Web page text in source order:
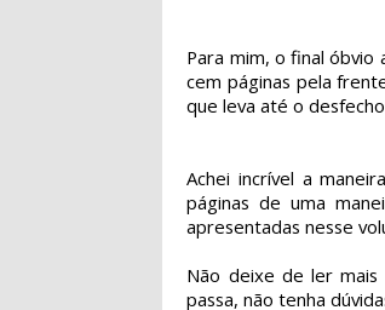
Para mim, o final óbvio
cem páginas pela
que leva até o
Achei incrível a
páginas de uma
apresentadas nesse
Não deixe de ler
passa, não tenha